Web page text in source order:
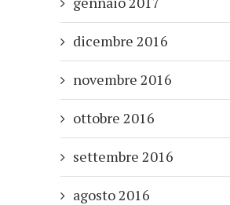
dicembre 2016
novembre 2016
ottobre 2016
settembre 2016
agosto 2016